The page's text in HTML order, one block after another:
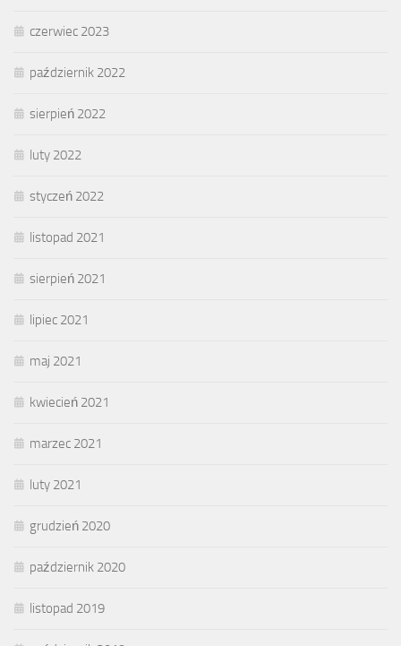
czerwiec 2023
październik 2022
sierpień 2022
luty 2022
styczeń 2022
listopad 2021
sierpień 2021
lipiec 2021
maj 2021
kwiecień 2021
marzec 2021
luty 2021
grudzień 2020
październik 2020
listopad 2019